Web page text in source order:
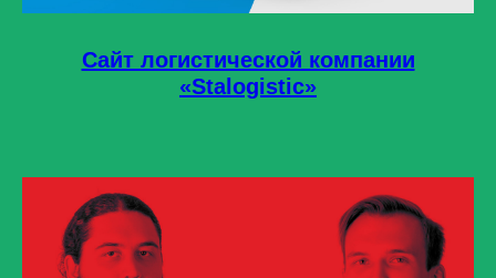
Сайт логистической компании
«Stalogistic»